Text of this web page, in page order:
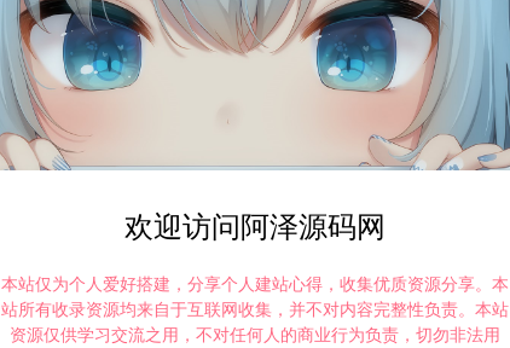
欢迎访问阿泽源码网
本站仅为个人爱好搭建，分享个人建站心得，收集优质资源分享。本
站所有收录资源均来自于互联网收集，并不对内容完整性负责。本站
资源仅供学习交流之用，不对任何人的商业行为负责，切勿非法用